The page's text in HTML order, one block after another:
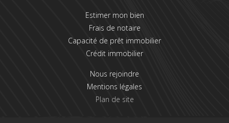
Estimer mon bien
Frais de notaire
Capacité de prêt immobilier
Crédit immobilier
Nous rejoindre
Mentions légales
Plan de site